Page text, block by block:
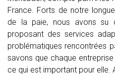
France. Forts de notre
de la paie, nous avons su
proposant des services
problématiques rencontrées
savons que chaque
ce qui est important pour elle.